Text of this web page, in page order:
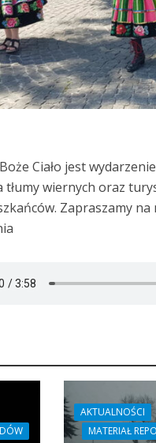
Ciało jest
tłumy wiernych oraz
Zapraszamy
AKTUALNOŚCI
MATERIAŁ